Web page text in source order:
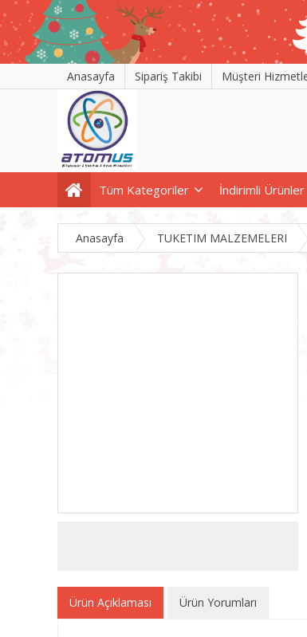
Anasayfa Sipariş Takibi Müşteri
Tüm Kategoriler İndirimli Ürünler
Anasayfa TUKETIM MALZEMELERI
Ürün Açıklaması Ürün Yorumları